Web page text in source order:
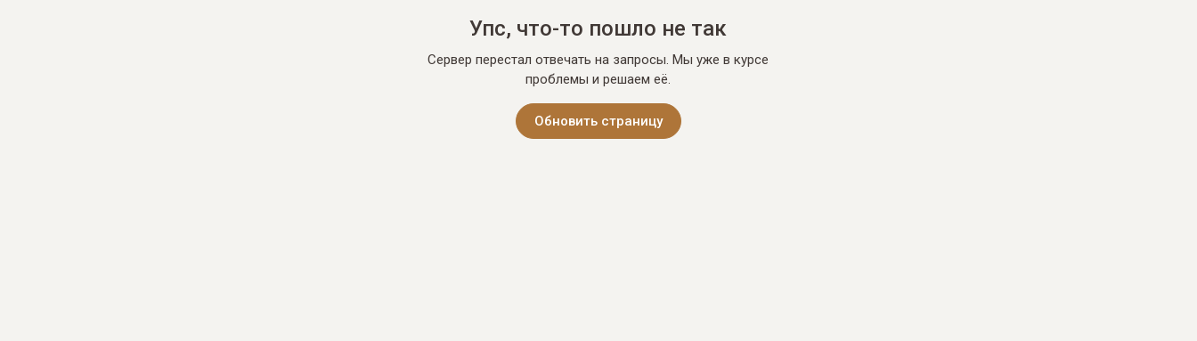
Упс, что-то пошло не так
Сервер перестал отвечать на запросы. Мы уже в курсе
проблемы и решаем её.
Обновить страницу